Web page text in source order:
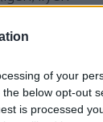
of your
below opt-out
is processed